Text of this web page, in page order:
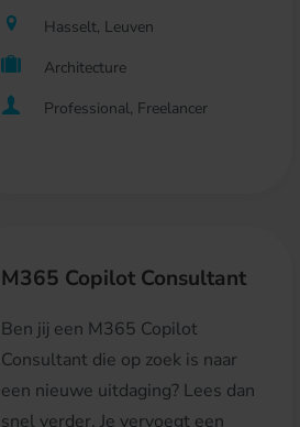
Hasselt, Leuven
Architecture
Professional, Freelancer
M365 Copilot Consultant
Ben jij een M365 Copilot
Consultant die op zoek is naar
een nieuwe uitdaging? Lees dan
snel verder. Je vervoegt een